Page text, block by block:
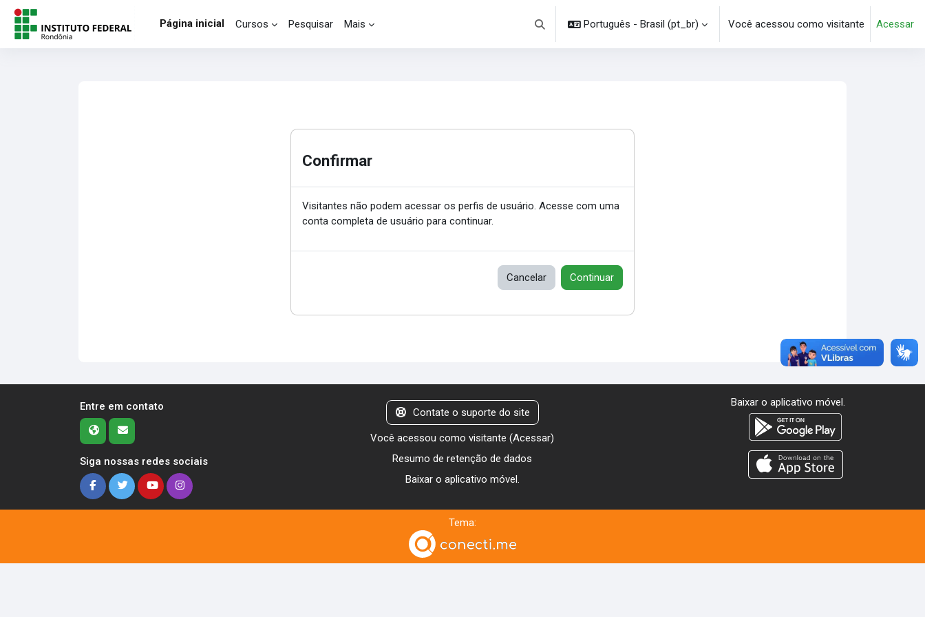
Ir para o conteúdo principal
Página inicial
Cursos Pesquisar Mais
Alternar entrada de pesquisa
Português - Brasil ‎(pt_br)‎ Você acessou como visitante Acessar
Confirmar
Visitantes não podem acessar os perfis de usuário. Acesse com uma
conta completa de usuário para continuar.
Cancelar Continuar
Entre em contato
Siga nossas redes sociais
Contate o suporte do site
Você acessou como visitante (Acessar)
Resumo de retenção de dados
Baixar o aplicativo móvel.
Baixar o aplicativo móvel.
Tema: